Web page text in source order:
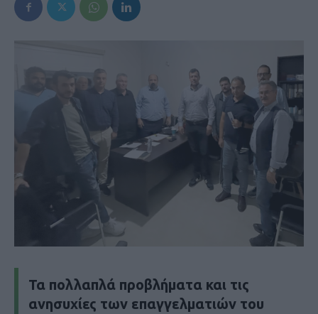
Τα πολλαπλά προβλήματα και τις
ανησυχίες των επαγγελματιών του